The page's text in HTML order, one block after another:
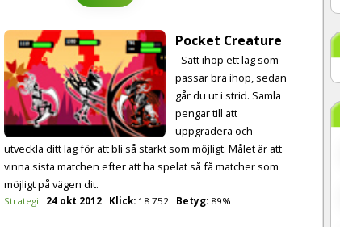
Pocket Creature
- Sätt ihop ett lag som
passar bra ihop, sedan
går du ut i strid. Samla
pengar till att
uppgradera och
utveckla ditt lag för att bli så starkt som möjligt. Målet är att
vinna sista matchen efter att ha spelat så få matcher som
möjligt på vägen dit.
Strategi 24 okt 2012 Klick:18 752 Betyg: 89%